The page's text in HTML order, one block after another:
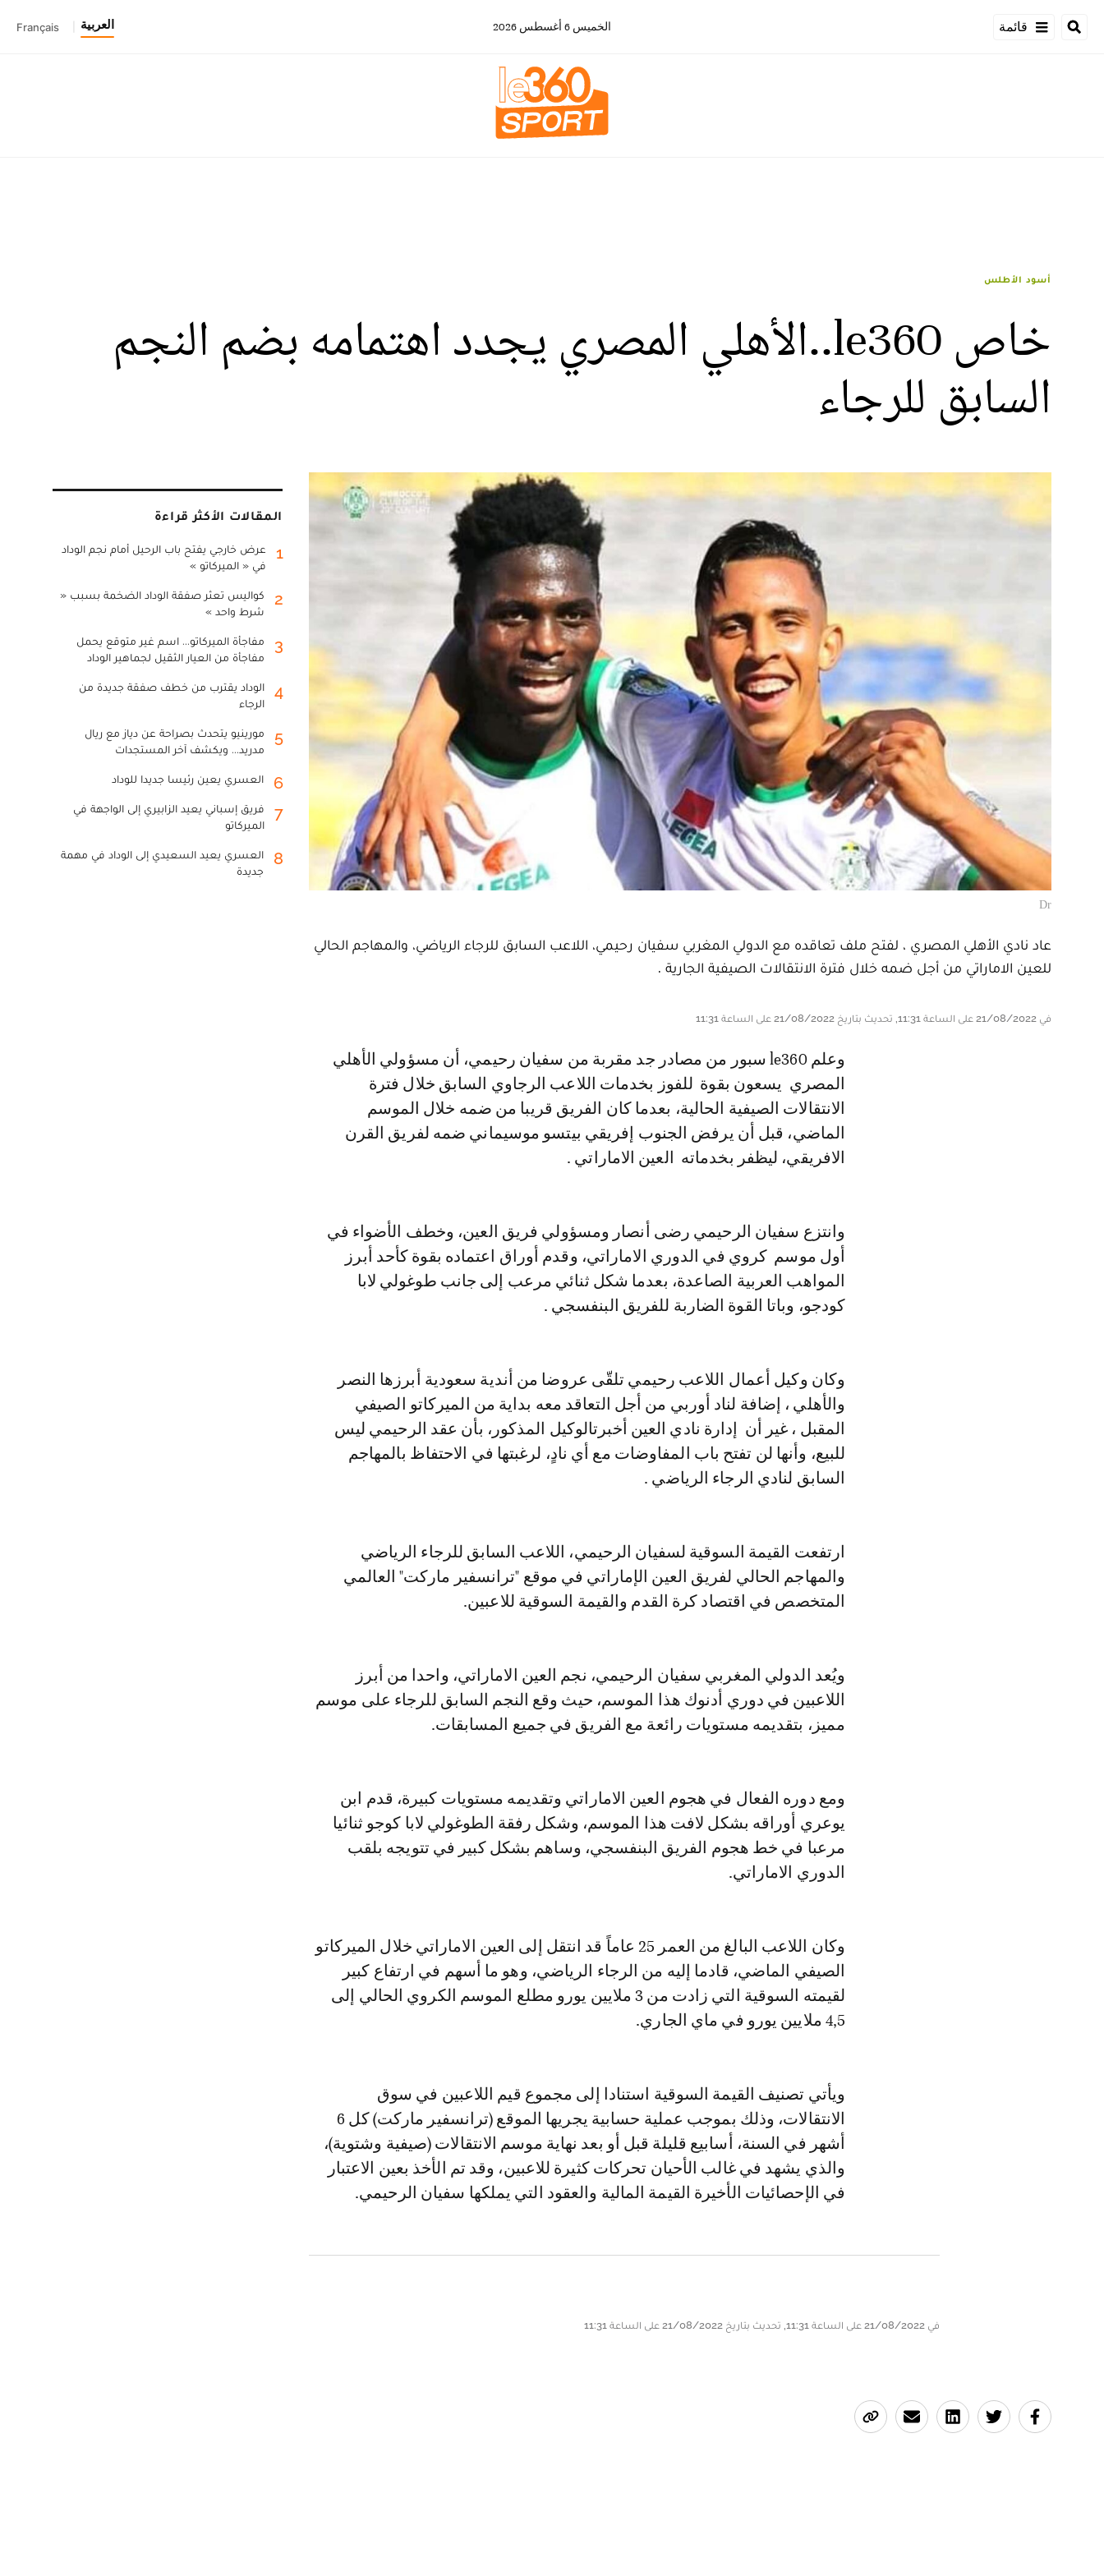
قائمة الخميس 6 أغسطس 2026 العربية Français
أسود الأطلس
خاص le360..الأهلي المصري يجدد اهتمامه بضم النجم
السابق للرجاء
Dr
عاد نادي الأهلي المصري ، لفتح ملف تعاقده مع الدولي المغربي سفيان رحيمي، اللاعب السابق للرجاء الرياضي، والمهاجم الحالي
للعين الاماراتي من أجل ضمه خلال فترة الانتقالات الصيفية الجارية .
في 21/08/2022 على الساعة 11:31, تحديث بتاريخ 21/08/2022 على الساعة 11:31
وعلم le360 سبور من مصادر جد مقربة من سفيان رحيمي، أن مسؤولي الأهلي
المصري يسعون بقوة للفوز بخدمات اللاعب الرجاوي السابق خلال فترة
الانتقالات الصيفية الحالية، بعدما كان الفريق قريبا من ضمه خلال الموسم
الماضي، قبل أن يرفض الجنوب إفريقي بيتسو موسيماني ضمه لفريق القرن
الافريقي، ليظفر بخدماته العين الاماراتي .
وانتزع سفيان الرحيمي رضى أنصار ومسؤولي فريق العين، وخطف الأضواء في
أول موسم كروي في الدوري الاماراتي، وقدم أوراق اعتماده بقوة كأحد أبرز
المواهب العربية الصاعدة، بعدما شكل ثنائي مرعب إلى جانب طوغولي لابا
كودجو، وباتا القوة الضاربة للفريق البنفسجي .
وكان وكيل أعمال اللاعب رحيمي تلقّى عروضا من أندية سعودية أبرزها النصر
والأهلي ، إضافة لناد أوربي من أجل التعاقد معه بداية من الميركاتو الصيفي
المقبل ، غير أن إدارة نادي العين أخبرتالوكيل المذكور، بأن عقد الرحيمي ليس
للبيع، وأنها لن تفتح باب المفاوضات مع أي نادٍ، لرغبتها في الاحتفاظ بالمهاجم
السابق لنادي الرجاء الرياضي .
ارتفعت القيمة السوقية لسفيان الرحيمي، اللاعب السابق للرجاء الرياضي
والمهاجم الحالي لفريق العين الإماراتي في موقع "ترانسفير ماركت" العالمي
المتخصص في اقتصاد كرة القدم والقيمة السوقية للاعبين.
ويُعد الدولي المغربي سفيان الرحيمي، نجم العين الاماراتي، واحدا من أبرز
اللاعبين في دوري أدنوك هذا الموسم، حيث وقع النجم السابق للرجاء على موسم
مميز، بتقديمه مستويات رائعة مع الفريق في جميع المسابقات.
ومع دوره الفعال في هجوم العين الاماراتي وتقديمه مستويات كبيرة، قدم ابن
يوعري أوراقه بشكل لافت هذا الموسم، وشكل رفقة الطوغولي لابا كوجو ثنائيا
مرعبا في خط هجوم الفريق البنفسجي، وساهم بشكل كبير في تتويجه بلقب
الدوري الاماراتي.
وكان اللاعب البالغ من العمر 25 عاماً قد انتقل إلى العين الاماراتي خلال الميركاتو
الصيفي الماضي، قادما إليه من الرجاء الرياضي، وهو ما أسهم في ارتفاع كبير
لقيمته السوقية التي زادت من 3 ملايين يورو مطلع الموسم الكروي الحالي إلى
4,5 ملايين يورو في ماي الجاري.
ويأتي تصنيف القيمة السوقية استنادا إلى مجموع قيم اللاعبين في سوق
الانتقالات، وذلك بموجب عملية حسابية يجريها الموقع (ترانسفير ماركت) كل 6
أشهر في السنة، أسابيع قليلة قبل أو بعد نهاية موسم الانتقالات (صيفية وشتوية)،
والذي يشهد في غالب الأحيان تحركات كثيرة للاعبين، وقد تم الأخذ بعين الاعتبار
في الإحصائيات الأخيرة القيمة المالية والعقود التي يملكها سفيان الرحيمي.
في 21/08/2022 على الساعة 11:31, تحديث بتاريخ 21/08/2022 على الساعة 11:31
المقالات الأكثر قراءة
1
عرض خارجي يفتح باب الرحيل أمام نجم الوداد
في « الميركاتو »
2
كواليس تعثر صفقة الوداد الضخمة بسبب «
شرط واحد »
3
مفاجأة الميركاتو... اسم غير متوقع يحمل
مفاجأة من العيار الثقيل لجماهير الوداد
4
الوداد يقترب من خطف صفقة جديدة من
الرجاء
5
مورينيو يتحدث بصراحة عن دياز مع ريال
مدريد... ويكشف آخر المستجدات
6 العسري يعين رئيسا جديدا للوداد
7
فريق إسباني يعيد الزابيري إلى الواجهة في
الميركاتو
8
العسري يعيد السعيدي إلى الوداد في مهمة
جديدة